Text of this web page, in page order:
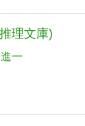
理文庫)
一